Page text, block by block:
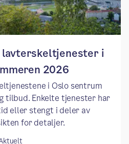
i
2026
i Oslo sentrum
tilbud. Enkelte tjenester har
eller stengt i deler av
for detaljer.